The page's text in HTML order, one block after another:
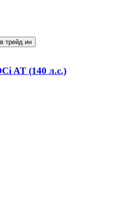
трейд ин
AT (140 л.с.)